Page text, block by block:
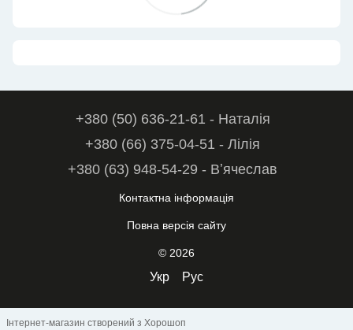
+380 (50) 636-21-61 - Наталія
+380 (66) 375-04-51 - Лілія
+380 (63) 948-54-29 - Вʼячеслав
Контактна інформація
Повна версія сайту
© 2026
Укр Рус
Інтернет-магазин створений з Хорошоп